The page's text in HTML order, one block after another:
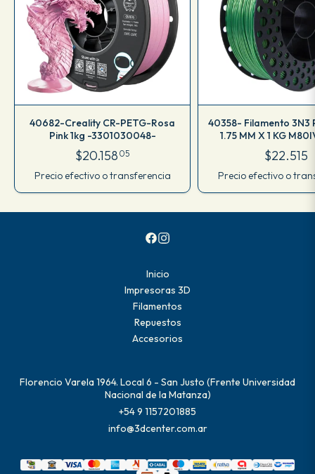
40682-Creality CR-PETG-Rosa
Pink 1kg -3301030048-
$20.158 05
Precio efectivo o transferencia
40358- Filamento 3N3
1.75 MM X 1 KG
$22.515
Precio efectivo o
Inicio
Impresoras 3D
Filamentos
Repuestos
Accesorios
Florencio Varela 1964. Local 6 - San Justo (Frente Universidad
Nacional de la Matanza)
+54 9 1157201885
info@3dcenter.com.ar